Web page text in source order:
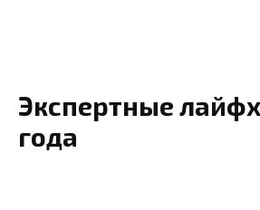
Экспертные
года